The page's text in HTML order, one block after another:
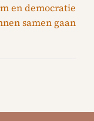
en democratie
samen gaan